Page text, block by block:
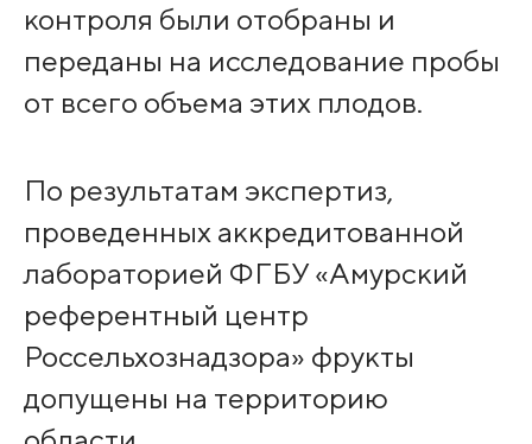
контроля были отобраны и
переданы на исследование пробы
от всего объема этих плодов.
По результатам экспертиз,
проведенных аккредитованной
лабораторией ФГБУ «Амурский
референтный центр
Россельхознадзора» фрукты
допущены на территорию